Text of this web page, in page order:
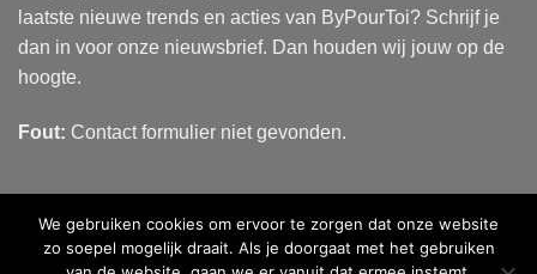
laatste nieuwe trends en acties van ByPourToi? Schrijf je
dan in voor onze nieuwsbrief. Dan houden wij jouw op de
hoogte.
Fout: Contact formulier niet gevonden.
We gebruiken cookies om ervoor te zorgen dat onze website
zo soepel mogelijk draait. Als je doorgaat met het gebruiken